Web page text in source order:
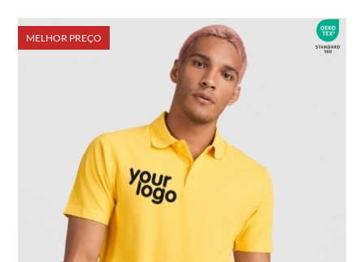
MELHOR PREÇO